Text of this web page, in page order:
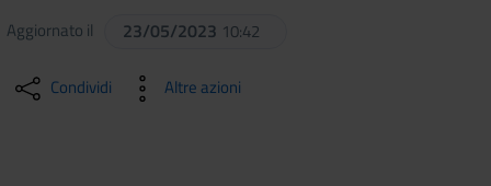
Aggiornato il 23/05/2023 10:42
Condividi Altre azioni